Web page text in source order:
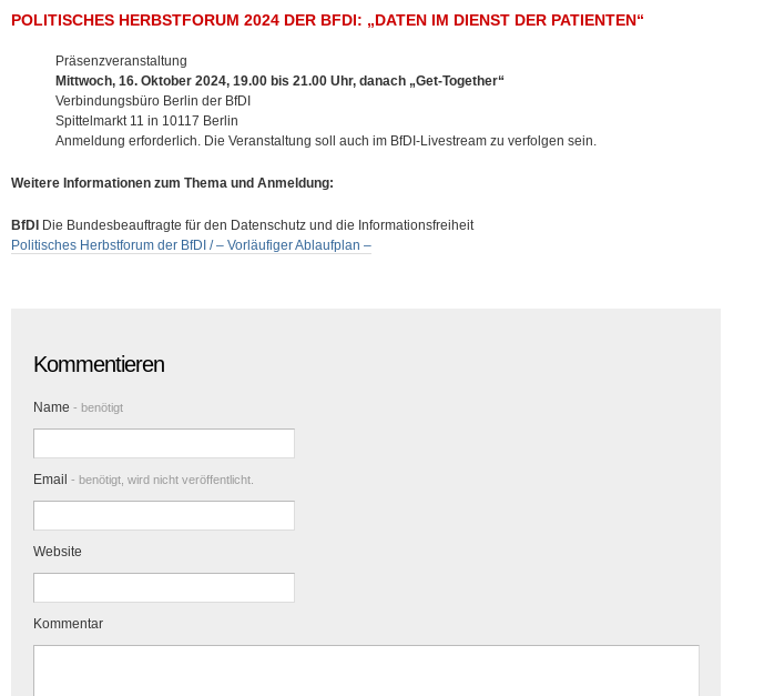
POLITISCHES HERBSTFORUM 2024 DER BFDI: „DATEN IM DIENST DER PATIENTEN“
Präsenzveranstaltung
Mittwoch, 16. Oktober 2024, 19.00 bis 21.00 Uhr, danach „Get-Together“
Verbindungsbüro Berlin der BfDI
Spittelmarkt 11 in 10117 Berlin
Anmeldung erforderlich. Die Veranstaltung soll auch im BfDI-Livestream zu verfolgen sein.
Weitere Informationen zum Thema und Anmeldung:
BfDI Die Bundesbeauftragte für den Datenschutz und die Informationsfreiheit
Politisches Herbstforum der BfDI / – Vorläufiger Ablaufplan –
Kommentieren
Name - benötigt
Email - benötigt, wird nicht veröffentlicht.
Website
Kommentar